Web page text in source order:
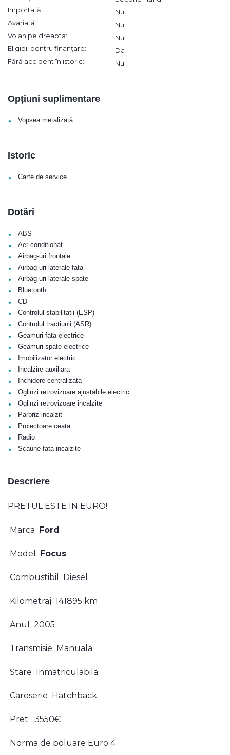
Importată:
Nu
Avariată:
Nu
Volan pe dreapta:
Nu
Eligibil pentru finanțare:
Da
Fără accident în istoric:
Nu
Opțiuni suplimentare
• Vopsea metalizată
Istoric
• Carte de service
Dotări
• ABS
• Aer conditionat
• Airbag-uri frontale
• Airbag-uri laterale fata
• Airbag-uri laterale spate
• Bluetooth
• CD
• Controlul stabilitatii (ESP)
• Controlul tractiunii (ASR)
• Geamuri fata electrice
• Geamuri spate electrice
• Imobilizator electric
• Incalzire auxiliara
• Inchidere centralizata
• Oglinzi retrovizoare ajustabile electric
• Oglinzi retrovizoare incalzite
• Parbriz incalzit
• Proiectoare ceata
• Radio
• Scaune fata incalzite
Descriere
PRETUL ESTE IN EURO!
Marca Ford
Model Focus
Combustibil Diesel
Kilometraj 141895 km
Anul 2005
Transmisie Manuala
Stare Inmatriculabila
Caroserie Hatchback
Pret 3550€
Norma de poluare Euro 4